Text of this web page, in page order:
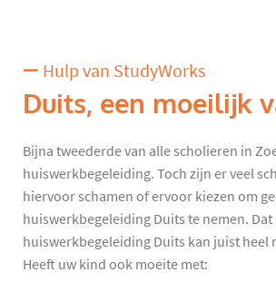
Hulp van StudyWorks
Duits, een moeilijk
Bijna tweederde van alle scholieren in
huiswerkbegeleiding. Toch zijn er veel
hiervoor schamen of ervoor kiezen om
huiswerkbegeleiding Duits te nemen.
huiswerkbegeleiding Duits kan juist heel
Heeft uw kind ook moeite met: